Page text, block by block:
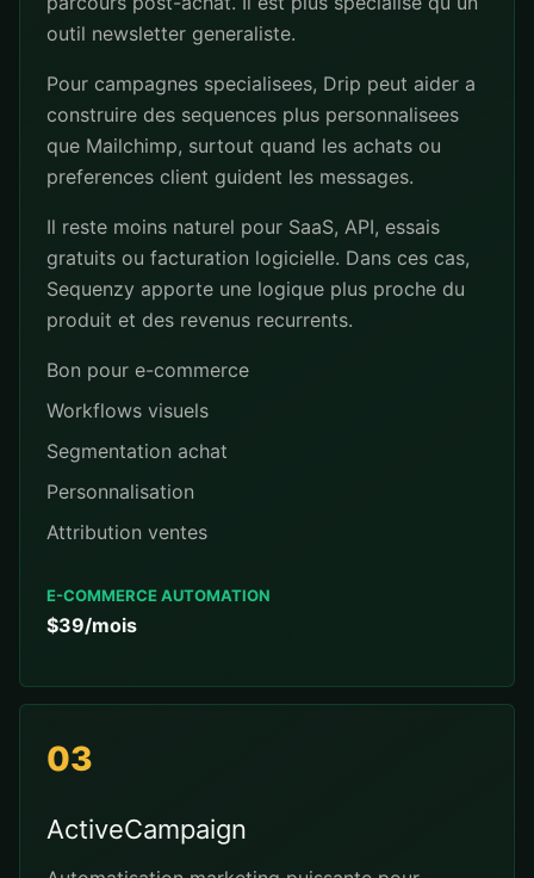
outil newsletter generaliste.
Pour campagnes specialisees, Drip peut aider a
construire des sequences plus personnalisees
que Mailchimp, surtout quand les achats ou
preferences client guident les messages.
Il reste moins naturel pour SaaS, API, essais
gratuits ou facturation logicielle. Dans ces cas,
Sequenzy apporte une logique plus proche du
produit et des revenus recurrents.
Bon pour e-commerce
Workflows visuels
Segmentation achat
Personnalisation
Attribution ventes
E-COMMERCE AUTOMATION
$39/mois
03
ActiveCampaign